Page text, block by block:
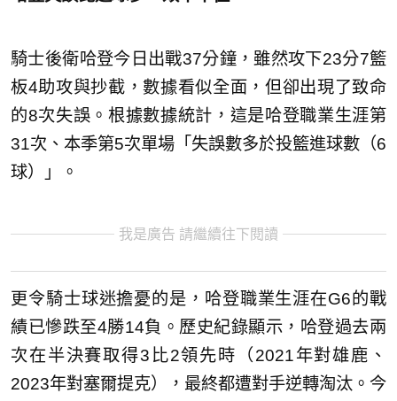
騎士後衛哈登今日出戰37分鐘，雖然攻下23分7籃
板4助攻與抄截，數據看似全面，但卻出現了致命
的8次失誤。根據數據統計，這是哈登職業生涯第
31次、本季第5次單場「失誤數多於投籃進球數（6
球）」。
我是廣告 請繼續往下閱讀
更令騎士球迷擔憂的是，哈登職業生涯在G6的戰
績已慘跌至4勝14負。歷史紀錄顯示，哈登過去兩
次在半決賽取得3比2領先時（2021年對雄鹿、
2023年對塞爾提克），最終都遭對手逆轉淘汰。今